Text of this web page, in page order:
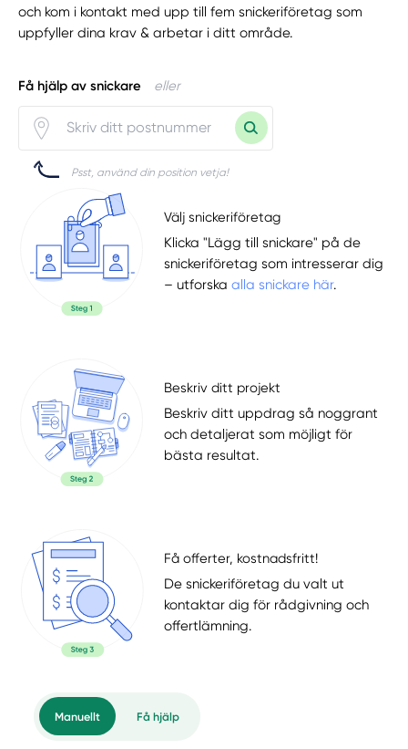
och kom i kontakt med upp till fem snickeriföretag som
uppfyller dina krav & arbetar i ditt område.
Få hjälp av snickare eller
Psst, använd din position vetja!
Välj snickeriföretag
Klicka "Lägg till snickare" på de
snickeriföretag som intresserar dig
– utforskaalla snickare här.
Beskriv ditt projekt
Beskriv ditt uppdrag så noggrant
och detaljerat som möjligt för
bästa resultat.
Få offerter, kostnadsfritt!
De snickeriföretag du valt ut
kontaktar dig för rådgivning och
offertlämning.